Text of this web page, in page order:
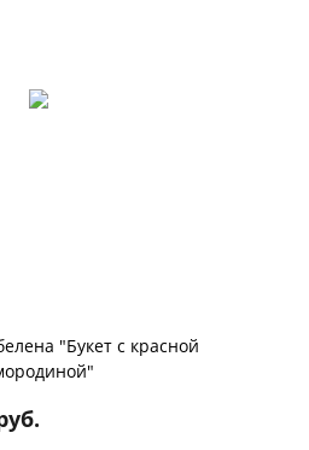
"Букет с красной